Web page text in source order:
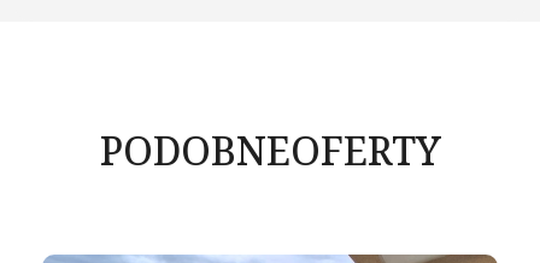
PODOBNEOFERTY